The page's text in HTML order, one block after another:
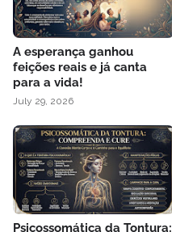
A esperança ganhou
feições reais e já canta
para a vida!
July 29, 2026
Psicossomática da Tontura: